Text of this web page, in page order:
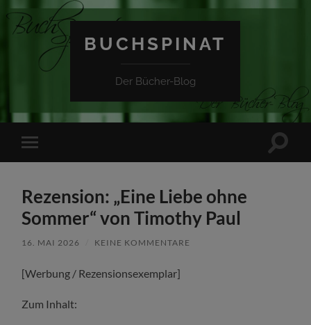
BUCHSPINAT
Der Bücher-Blog
Mobile-
Menü
Rezension: „Eine Liebe ohne
Sommer“ von Timothy Paul
16. MAI 2026 KEINE KOMMENTARE
[Werbung / Rezensionsexemplar]
Zum Inhalt: